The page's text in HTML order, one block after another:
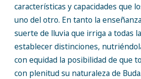
características y capacidades que
uno del otro. En tanto la
suerte de lluvia que irriga a todas
establecer distinciones,
con equidad la posibilidad de que
con plenitud su naturaleza de Buda.